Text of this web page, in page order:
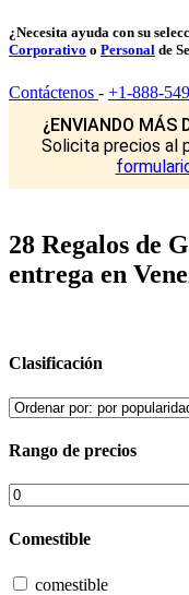
¿Necesita ayuda con su
Corporativo o Personal de
Contáctenos - +1-888-
¿ENVIANDO MÁS
Solicita precios al
28 Regalos de
entrega en
Clasificación
Rango de precios
Comestible
comestible